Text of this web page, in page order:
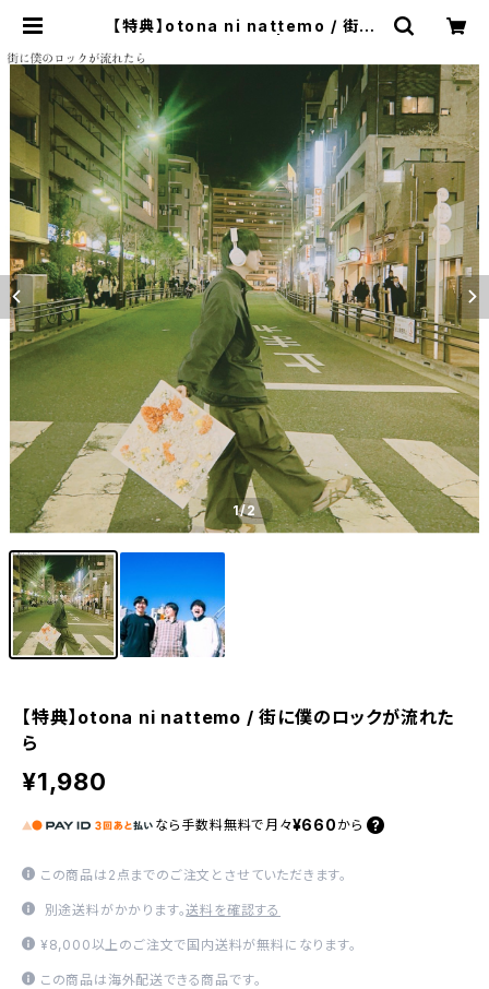
【特典】otona ni nattemo / 街に
stic
1/2
【特典】otona ni nattemo / 街に僕のロックが流れた
ら
¥1,980
なら 手数料無料で 月々¥660 から
この商品は2点までのご注文とさせていただきます。
別途送料がかかります。送料を確認する
¥8,000以上のご注文で国内送料が無料になります。
この商品は海外配送できる商品です。